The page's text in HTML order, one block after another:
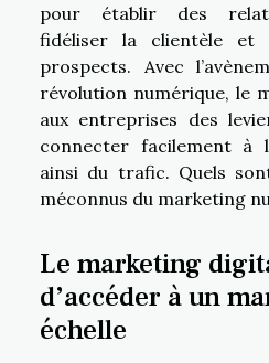
pour établir des
fidéliser la clientèle et
prospects. Avec
révolution numérique, le
aux entreprises des
connecter facilement à
ainsi du trafic. Quels
méconnus du marketing
Le marketing
d’accéder à un
échelle